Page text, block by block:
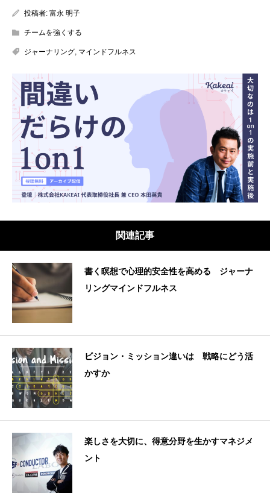
投稿者: 富永 明子
チームを強くする
ジャーナリング, マインドフルネス
関連記事
書く瞑想で心理的安全性を高める ジャーナ
リングマインドフルネス
ビジョン・ミッション違いは 戦略にどう活
かすか
楽しさを大切に、得意分野を生かすマネジメ
ント